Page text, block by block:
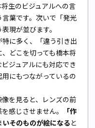
生のビジュアルへの言
葉です。次いで「発光
現が並びます。
に多く、「違う引き出
どこを切っても橋本将
ジュアルにも対応でき
にもつながっているの
を見ると、レンズの前
感じさせません。
「作
そのものが絵になると